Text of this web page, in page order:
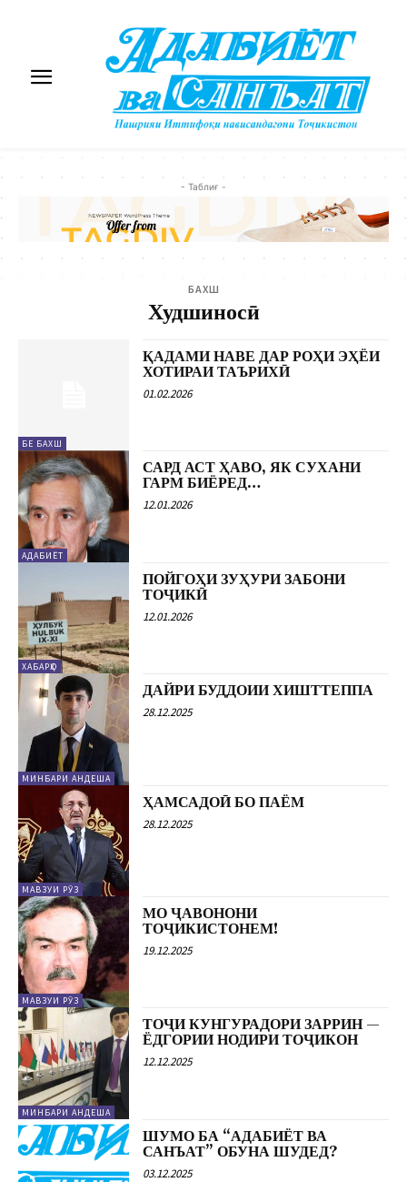
- Таблиғ -
БАХШ
Худшиносӣ
БЕ БАХШ
ҚАДАМИ НАВЕ ДАР РОҲИ ЭҲЁИ
ХОТИРАИ ТАЪРИХӢ
01.02.2026
АДАБИЁТ
САРД АСТ ҲАВО, ЯК СУХАНИ
ГАРМ БИЁРЕД…
12.01.2026
ХАБАРҲО
ПОЙГОҲИ ЗУҲУРИ ЗАБОНИ
ТОҶИКӢ
12.01.2026
МИНБАРИ АНДЕША
ДАЙРИ БУДДОИИ ХИШТТЕППА
28.12.2025
МАВЗУИ РӮЗ
ҲАМСАДОӢ БО ПАЁМ
28.12.2025
МАВЗУИ РӮЗ
МО ҶАВОНОНИ
ТОҶИКИСТОНЕМ!
19.12.2025
МИНБАРИ АНДЕША
ТОҶИ КУНГУРАДОРИ ЗАРРИН —
ЁДГОРИИ НОДИРИ ТОҶИКОН
12.12.2025
ШУМО БА “АДАБИЁТ ВА
САНЪАТ” ОБУНА ШУДЕД?
03.12.2025